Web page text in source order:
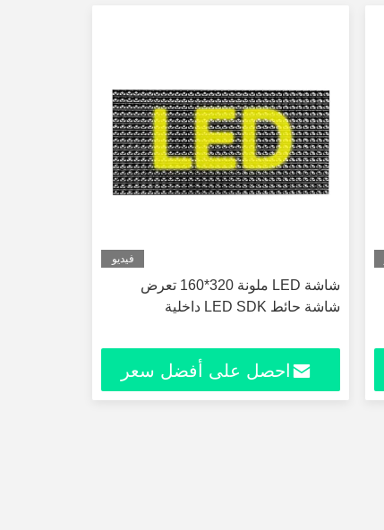
فيديو
شاشة LED ملونة 320*160 تعرض
شاشة حائط LED SDK داخلية
احصل على أفضل سعر